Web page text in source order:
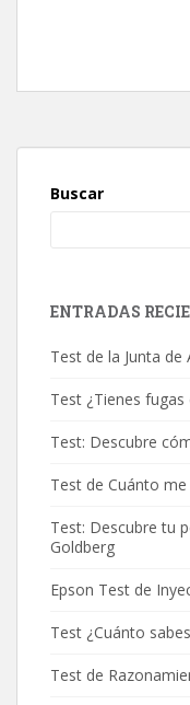
Buscar
ENTRADAS
Test de la Junta de
Test ¿Tienes fugas
Test: Descubre
Test de Cuánto
Test: Descubre tu
Goldberg
Epson Test de
Test ¿Cuánto
Test de